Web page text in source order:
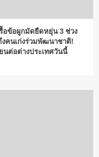
ข้อผูกมัดยืดหยุ่น 3 ช่วง
งคนเก่งร่วมพัฒนาชาติ!
นต่อต่างประเทศวันนี้